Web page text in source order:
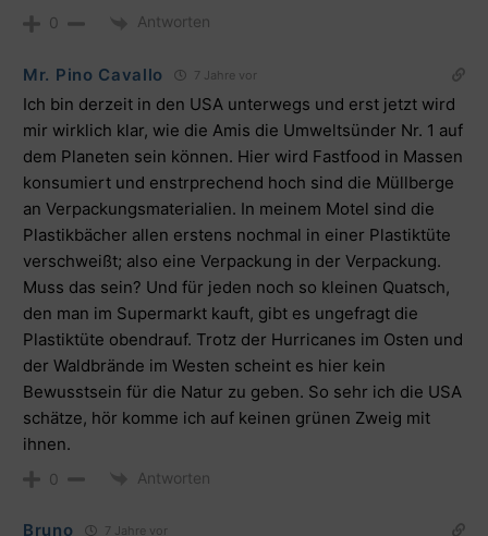
0 Antworten
Mr. Pino Cavallo 7 Jahre vor
Ich bin derzeit in den USA unterwegs und erst jetzt wird
mir wirklich klar, wie die Amis die Umweltsünder Nr. 1 auf
dem Planeten sein können. Hier wird Fastfood in Massen
konsumiert und enstrprechend hoch sind die Müllberge
an Verpackungsmaterialien. In meinem Motel sind die
Plastikbächer allen erstens nochmal in einer Plastiktüte
verschweißt; also eine Verpackung in der Verpackung.
Muss das sein? Und für jeden noch so kleinen Quatsch,
den man im Supermarkt kauft, gibt es ungefragt die
Plastiktüte obendrauf. Trotz der Hurricanes im Osten und
der Waldbrände im Westen scheint es hier kein
Bewusstsein für die Natur zu geben. So sehr ich die USA
schätze, hör komme ich auf keinen grünen Zweig mit
ihnen.
0 Antworten
Bruno 7 Jahre vor